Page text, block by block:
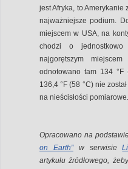
jest Afryka, to Amerykanie
najważniejsze podium.
miejscem w USA, na
chodzi o jednostkowo
najgorętszym
odnotowano tam 134 °F
136,4 °F (58 °C) nie
na nieścisłości pomiarowe.
Opracowano na
on Earth”w serwisie
artykułu źródłowego,